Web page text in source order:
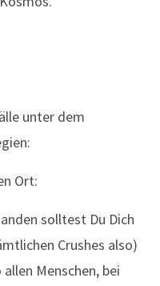
unter dem
Ort:
solltest Du Dich
Crushes also)
Menschen, bei